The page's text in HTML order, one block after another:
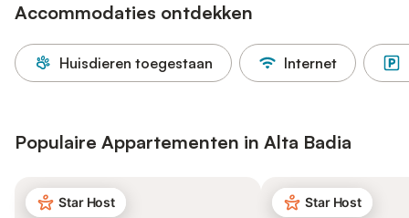
Accommodaties ontdekken
Huisdieren toegestaan Internet
Populaire Appartementen in Alta Badia
Star Host Star Host